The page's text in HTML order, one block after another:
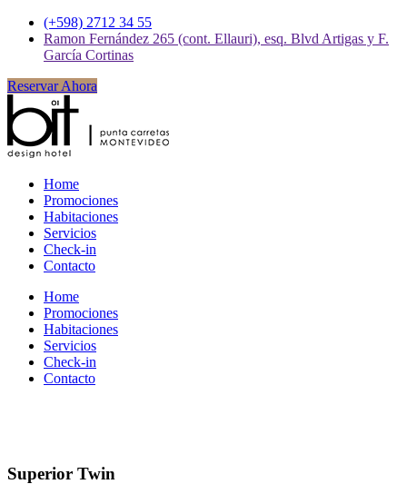
(+598) 2712 34 55
Ramon Fernández 265 (cont. Ellauri), esq. Blvd Artigas y F.
García Cortinas
Reservar Ahora
Home
Promociones
Habitaciones
Servicios
Check-in
Contacto
Home
Promociones
Habitaciones
Servicios
Check-in
Contacto
Superior Twin